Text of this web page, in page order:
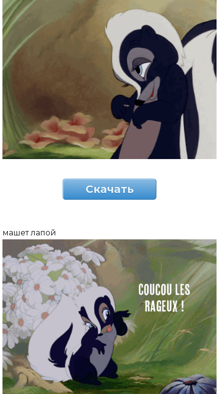
Скачать
машет лапой